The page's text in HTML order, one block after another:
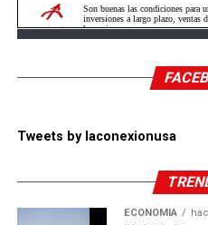
Tweets by laconexionusa
ECONOMÍA